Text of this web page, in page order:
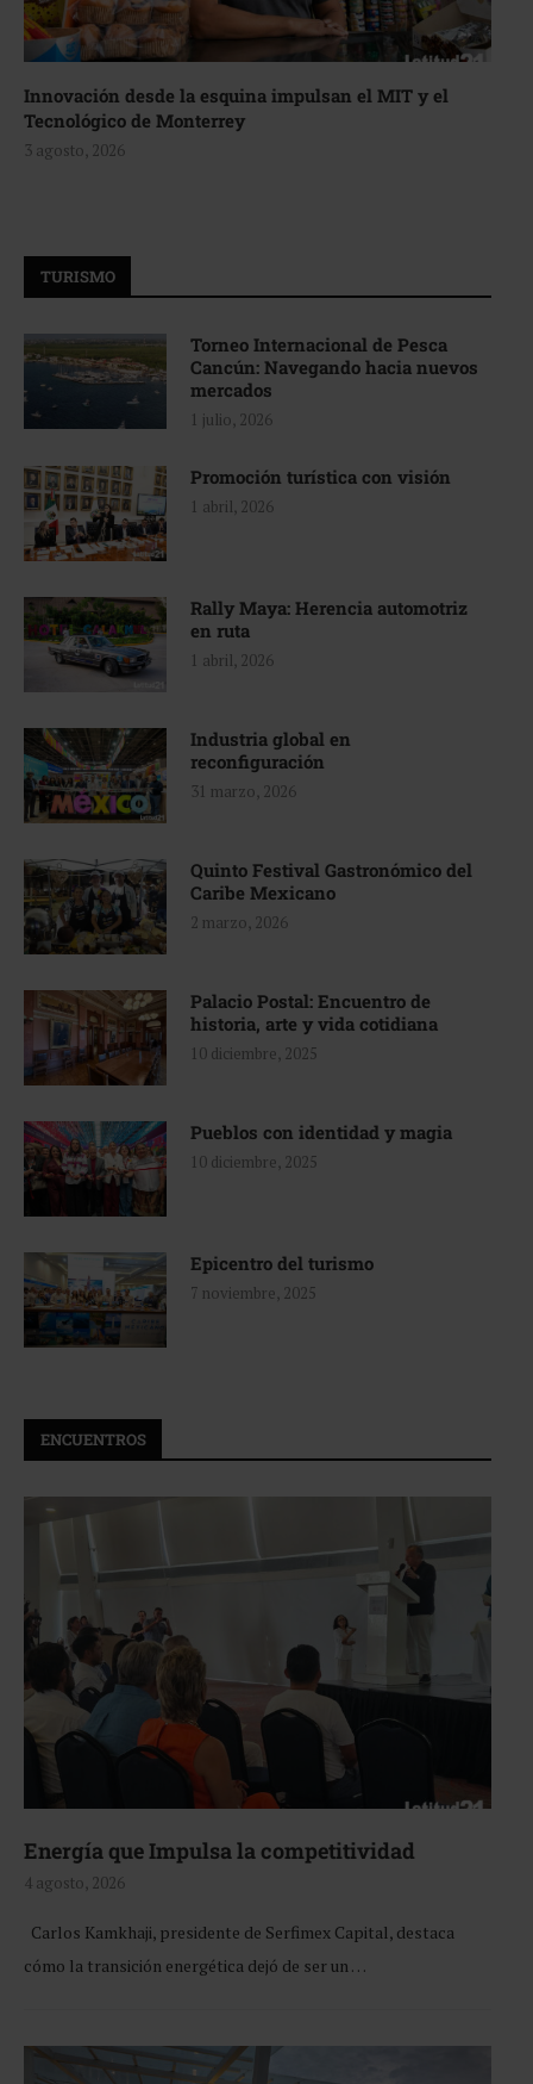
Innovación desde la esquina impulsan el MIT y el
Tecnológico de Monterrey
3 agosto, 2026
TURISMO
Torneo Internacional de Pesca
Cancún: Navegando hacia nuevos
mercados
1 julio, 2026
Promoción turística con visión
1 abril, 2026
Rally Maya: Herencia automotriz
en ruta
1 abril, 2026
Industria global en
reconfiguración
31 marzo, 2026
Quinto Festival Gastronómico del
Caribe Mexicano
2 marzo, 2026
Palacio Postal: Encuentro de
historia, arte y vida cotidiana
10 diciembre, 2025
Pueblos con identidad y magia
10 diciembre, 2025
Epicentro del turismo
7 noviembre, 2025
ENCUENTROS
Energía que Impulsa la competitividad
4 agosto, 2026
Carlos Kamkhaji, presidente de Serfimex Capital, destaca
cómo la transición energética dejó de ser un …